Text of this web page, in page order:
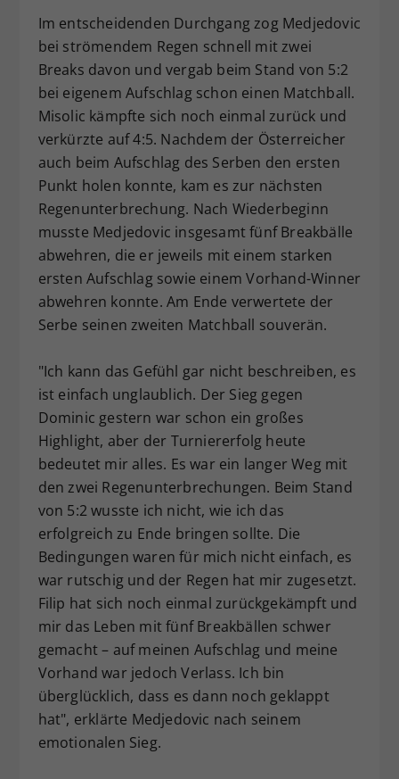
Im entscheidenden Durchgang zog Medjedovic
bei strömendem Regen schnell mit zwei
Breaks davon und vergab beim Stand von 5:2
bei eigenem Aufschlag schon einen Matchball.
Misolic kämpfte sich noch einmal zurück und
verkürzte auf 4:5. Nachdem der Österreicher
auch beim Aufschlag des Serben den ersten
Punkt holen konnte, kam es zur nächsten
Regenunterbrechung. Nach Wiederbeginn
musste Medjedovic insgesamt fünf Breakbälle
abwehren, die er jeweils mit einem starken
ersten Aufschlag sowie einem Vorhand-Winner
abwehren konnte. Am Ende verwertete der
Serbe seinen zweiten Matchball souverän.
"Ich kann das Gefühl gar nicht beschreiben, es
ist einfach unglaublich. Der Sieg gegen
Dominic gestern war schon ein großes
Highlight, aber der Turniererfolg heute
bedeutet mir alles. Es war ein langer Weg mit
den zwei Regenunterbrechungen. Beim Stand
von 5:2 wusste ich nicht, wie ich das
erfolgreich zu Ende bringen sollte. Die
Bedingungen waren für mich nicht einfach, es
war rutschig und der Regen hat mir zugesetzt.
Filip hat sich noch einmal zurückgekämpft und
mir das Leben mit fünf Breakbällen schwer
gemacht – auf meinen Aufschlag und meine
Vorhand war jedoch Verlass. Ich bin
überglücklich, dass es dann noch geklappt
hat", erklärte Medjedovic nach seinem
emotionalen Sieg.